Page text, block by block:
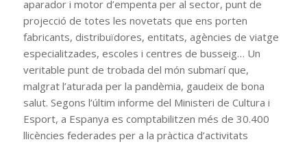
aparador i motor d’empenta per al sector, punt de
projecció de totes les novetats que ens porten
fabricants, distribuïdores, entitats, agències de viatge
especialitzades, escoles i centres de busseig… Un
veritable punt de trobada del món submarí que,
malgrat l’aturada per la pandèmia, gaudeix de bona
salut. Segons l’últim informe del Ministeri de Cultura i
Esport, a Espanya es comptabilitzen més de 30.400
llicències federades per a la pràctica d’activitats